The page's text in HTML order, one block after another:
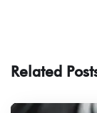
Related